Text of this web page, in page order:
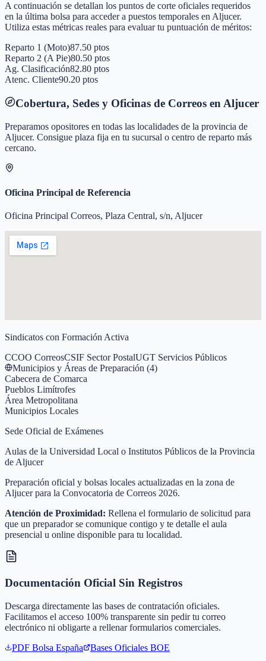
A continuación se detallan los puntos de corte oficiales requeridos
en la última bolsa para acceder a puestos temporales en Aljucer.
Utiliza estas métricas reales para evaluar tu puntuación de méritos:
Reparto 1 (Moto)87.50 ptos
Reparto 2 (A Pie)80.50 ptos
Ag. Clasificación82.80 ptos
Atenc. Cliente90.20 ptos
Cobertura, Sedes y Oficinas de Correos en Aljucer
Preparamos opositores en todas las localidades de la provincia de
Aljucer. Consigue plaza fija en tu sucursal o centro de reparto más
cercano.
Oficina Principal de Referencia
Oficina Principal Correos, Plaza Central, s/n, Aljucer
Sindicatos con Formación Activa
CCOO CorreosCSIF Sector PostalUGT Servicios Públicos
Municipios y Áreas de Preparación (4)
Cabecera de Comarca
Pueblos Limítrofes
Área Metropolitana
Municipios Locales
Sede Oficial de Exámenes
Aulas de la Universidad Local o Institutos Públicos de la Provincia
de Aljucer
Preparación oficial y bolsas locales actualizadas en la zona de
Aljucer para la Convocatoria de Correos 2026.
Atención de Proximidad: Rellena el formulario de solicitud para
que un preparador se comunique contigo y te detalle el aula
presencial u online disponible para tu localidad.
Documentación Oficial Sin Registros
Descarga directamente las bases de contratación oficiales.
Facilitamos el acceso 100% transparente sin pedir tu correo
electrónico ni obligarte a rellenar formularios comerciales.
PDF Bolsa España Bases Oficiales BOE